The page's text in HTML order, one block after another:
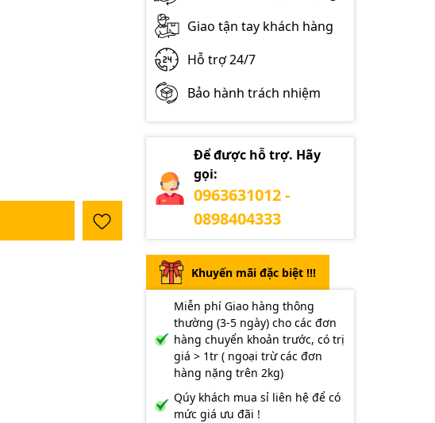
Giao tận tay khách hàng
Hỗ trợ 24/7
Bảo hành trách nhiệm
Để được hỗ trợ. Hãy
gọi:
0963631012 -
0898404333
Khuyến mãi đặc biệt !!!
Miễn phí Giao hàng thông
thường (3-5 ngày) cho các đơn
hàng chuyển khoản trước, có trị
giá > 1tr ( ngoại trừ các đơn
hàng nặng trên 2kg)
Qúy khách mua sỉ liên hệ để có
mức giá ưu đãi !